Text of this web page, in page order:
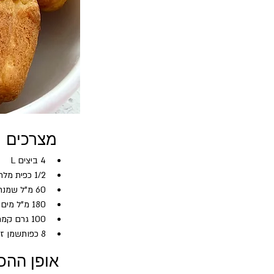
מצרכים
4 ביצים L
1/2 כפית מלח
60 מ"ל שמנת 38%
180 מ"ל מים
100 גרם קמח שקדים
8 כפותשמן זית (1 כף לכל מאפין)
אופן